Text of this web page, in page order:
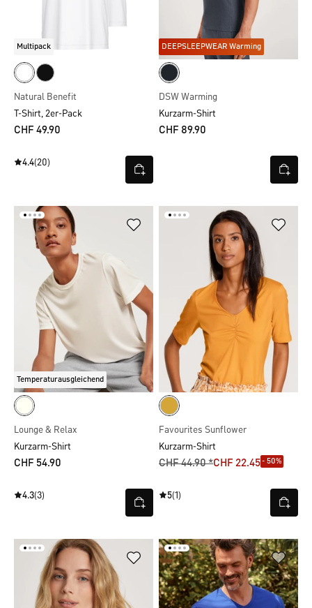
Multipack
Natural Benefit
T-Shirt, 2er-Pack
CHF 49.90
4.4(20)
DEEPSLEEPWEAR Warming
DSW Warming
Kurzarm-Shirt
CHF 89.90
Temperaturausgleichend
Lounge & Relax
Kurzarm-Shirt
CHF 54.90
4.3(3)
Favourites Sunflower
Kurzarm-Shirt
CHF 44.90 *CHF 22.45- 50%
5(1)